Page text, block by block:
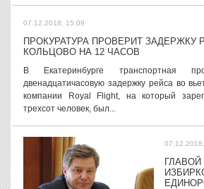
07.12.2018, 15:09
ПРОКУРАТУРА ПРОВЕРИТ ЗАДЕРЖКУ
КОЛЬЦОВО НА 12 ЧАСОВ
В Екатеринбурге транспортная
двенадцатичасовую задержку рейса во
компании Royal Flight, на который
трехсот человек, был...